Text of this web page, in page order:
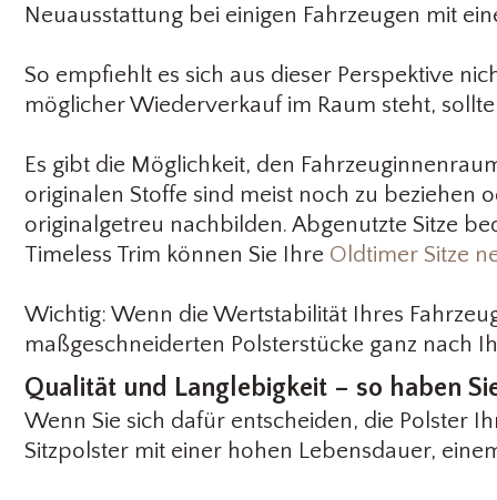
Neuausstattung bei einigen Fahrzeugen mit
So empfiehlt es sich aus dieser Perspektive
möglicher Wiederverkauf im Raum steht,
Es gibt die Möglichkeit, den
originalen Stoffe sind meist noch zu beziehen
originalgetreu nachbilden. Abgenutzte Sitze
Timeless Trim können Sie Ihre Oldtimer Sitze
Wichtig: Wenn die Wertstabilität Ihres
maßgeschneiderten Polsterstücke ganz nach
Qualität und Langlebigkeit – so haben
Wenn Sie sich dafür entscheiden, die Polster
Sitzpolster mit einer hohen Lebensdauer,